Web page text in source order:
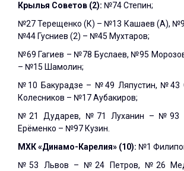
Крылья Советов (2): №74 Степин;
№27 Терещенко (К) – №13 Кашаев (А),
№44 Гусниев (2) – №45 Мухтаров;
№69 Гагиев – №78 Буслаев, №95
– №15 Шамолин;
№10 Бакурадзе – №49 Ляпустин, №43
Колесников – №17 Аубакиров;
№21 Дударев, №71 Луханин – №93
Ерёменко – №97 Кузин.
МХК «Динамо-Карелия» (10): №1
№53 Львов – №24 Петров, №26